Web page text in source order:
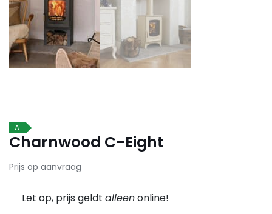
A
Charnwood C-Eight
Prijs op aanvraag
Let op, prijs geldt alleenonline!